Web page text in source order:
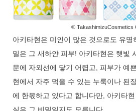
© TakashimizuCosmetics
아키타현은 미인이 많은 것으로도 유명
밀은 그 새하얀 피부! 아키타현은 햇빛
문에 자외선에 닿기 어렵고, 피부가 예
현에서 자주 먹을 수 있는 누룩이나 된
에 한몫하고 있다고 합니다만, 아키타